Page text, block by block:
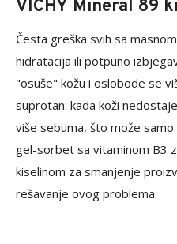
VICHY Mineral 89
Česta greška svih sa
hidratacija ili potpuno
"osuše" kožu i oslobode se
suprotan: kada koži
više sebuma, što može
gel-sorbet sa vitaminom B3
kiselinom za smanjenje
rešavanje ovog problema.